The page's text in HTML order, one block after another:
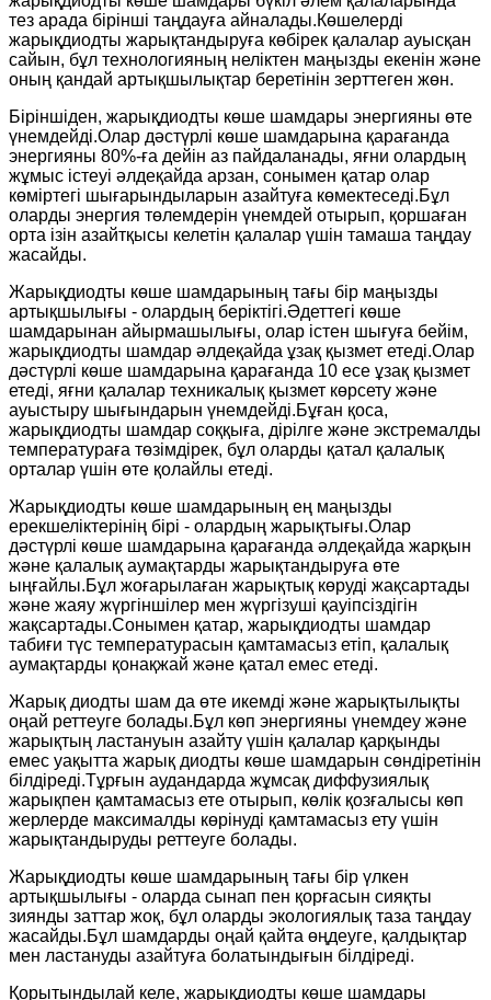
тез арада бірінші таңдауға айналады.Көшелерді
жарықдиодты жарықтандыруға көбірек қалалар ауысқан
сайын, бұл технологияның неліктен маңызды екенін және
оның қандай артықшылықтар беретінін зерттеген жөн.
Біріншіден, жарықдиодты көше шамдары энергияны өте
үнемдейді.Олар дәстүрлі көше шамдарына қарағанда
энергияны 80%-ға дейін аз пайдаланады, яғни олардың
жұмыс істеуі әлдеқайда арзан, сонымен қатар олар
көміртегі шығарындыларын азайтуға көмектеседі.Бұл
оларды энергия төлемдерін үнемдей отырып, қоршаған
орта ізін азайтқысы келетін қалалар үшін тамаша таңдау
жасайды.
Жарықдиодты көше шамдарының тағы бір маңызды
артықшылығы - олардың беріктігі.Әдеттегі көше
шамдарынан айырмашылығы, олар істен шығуға бейім,
жарықдиодты шамдар әлдеқайда ұзақ қызмет етеді.Олар
дәстүрлі көше шамдарына қарағанда 10 есе ұзақ қызмет
етеді, яғни қалалар техникалық қызмет көрсету және
ауыстыру шығындарын үнемдейді.Бұған қоса,
жарықдиодты шамдар соққыға, дірілге және экстремалды
температураға төзімдірек, бұл оларды қатал қалалық
орталар үшін өте қолайлы етеді.
Жарықдиодты көше шамдарының ең маңызды
ерекшеліктерінің бірі - олардың жарықтығы.Олар
дәстүрлі көше шамдарына қарағанда әлдеқайда жарқын
және қалалық аумақтарды жарықтандыруға өте
ыңғайлы.Бұл жоғарылаған жарықтық көруді жақсартады
және жаяу жүргіншілер мен жүргізуші қауіпсіздігін
жақсартады.Сонымен қатар, жарықдиодты шамдар
табиғи түс температурасын қамтамасыз етіп, қалалық
аумақтарды қонақжай және қатал емес етеді.
Жарық диодты шам да өте икемді және жарықтылықты
оңай реттеуге болады.Бұл көп энергияны үнемдеу және
жарықтың ластануын азайту үшін қалалар қарқынды
емес уақытта жарық диодты көше шамдарын сөндіретінін
білдіреді.Тұрғын аудандарда жұмсақ диффузиялық
жарықпен қамтамасыз ете отырып, көлік қозғалысы көп
жерлерде максималды көрінуді қамтамасыз ету үшін
жарықтандыруды реттеуге болады.
Жарықдиодты көше шамдарының тағы бір үлкен
артықшылығы - оларда сынап пен қорғасын сияқты
зиянды заттар жоқ, бұл оларды экологиялық таза таңдау
жасайды.Бұл шамдарды оңай қайта өңдеуге, қалдықтар
мен ластануды азайтуға болатындығын білдіреді.
Қорытындылай келе, жарықдиодты көше шамдары